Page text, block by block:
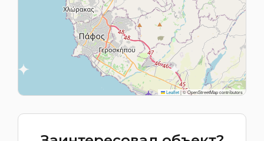
Leaflet|© OpenStreetMap contributors